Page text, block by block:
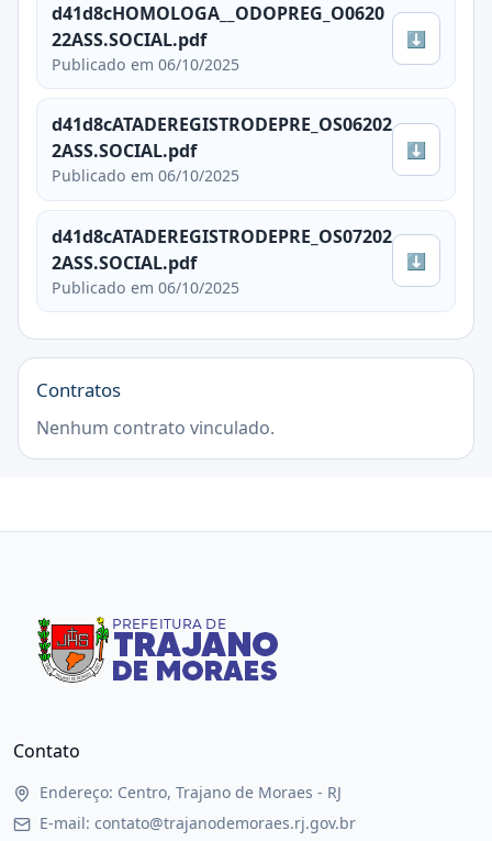
d41d8cHOMOLOGA__ODOPREG_O0620
22ASS.SOCIAL.pdf
Publicado em 06/10/2025
⬇
d41d8cATADEREGISTRODEPRE_OS06202
2ASS.SOCIAL.pdf
Publicado em 06/10/2025
⬇
d41d8cATADEREGISTRODEPRE_OS07202
2ASS.SOCIAL.pdf
Publicado em 06/10/2025
⬇
Contratos
Nenhum contrato vinculado.
Contato
Endereço: Centro, Trajano de Moraes - RJ
E-mail: contato@trajanodemoraes.rj.gov.br